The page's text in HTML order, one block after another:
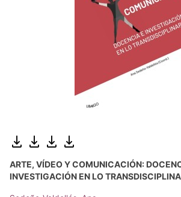
ARTE, VÍDEO Y COMUNICACIÓN:
INVESTIGACIÓN EN LO